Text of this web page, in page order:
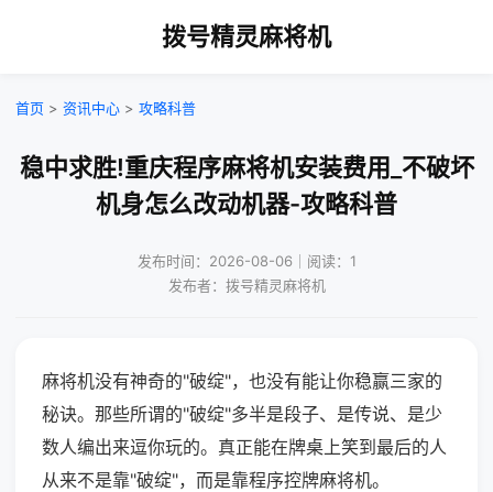
拨号精灵麻将机
首页 > 资讯中心 > 攻略科普
稳中求胜!重庆程序麻将机安装费用_不破坏
机身怎么改动机器-攻略科普
发布时间：2026-08-06｜阅读：1
发布者：拨号精灵麻将机
麻将机没有神奇的"破绽"，也没有能让你稳赢三家的
秘诀。那些所谓的"破绽"多半是段子、是传说、是少
数人编出来逗你玩的。真正能在牌桌上笑到最后的人
从来不是靠"破绽"，而是靠程序控牌麻将机。